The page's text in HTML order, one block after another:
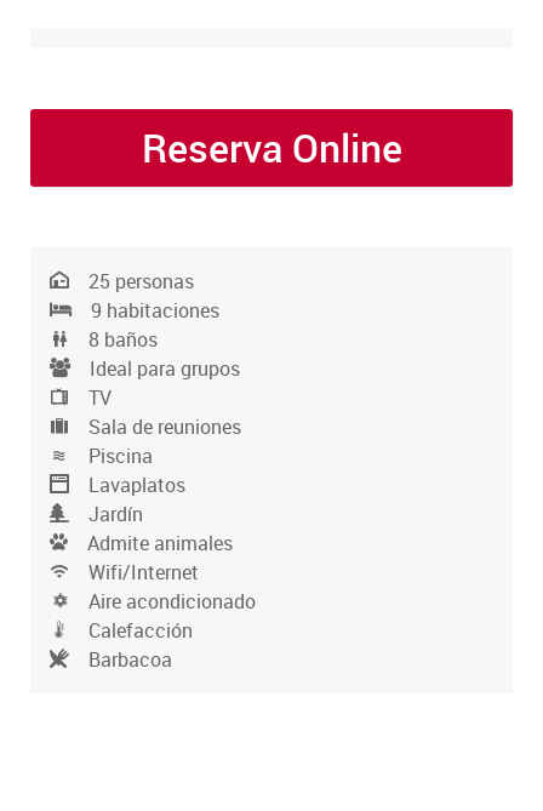
Reserva Online
25 personas
9 habitaciones
8 baños
Ideal para grupos
TV
Sala de reuniones
Piscina
Lavaplatos
Jardín
Admite animales
Wifi/Internet
Aire acondicionado
Calefacción
Barbacoa